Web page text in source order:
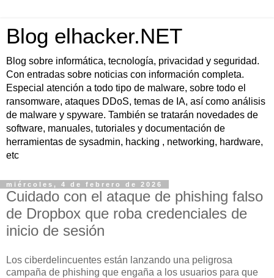
Blog elhacker.NET
Blog sobre informática, tecnología, privacidad y seguridad.
Con entradas sobre noticias con información completa.
Especial atención a todo tipo de malware, sobre todo el
ransomware, ataques DDoS, temas de IA, así como análisis
de malware y spyware. También se tratarán novedades de
software, manuales, tutoriales y documentación de
herramientas de sysadmin, hacking , networking, hardware,
etc
miércoles, 4 de febrero de 2026
Cuidado con el ataque de phishing falso
de Dropbox que roba credenciales de
inicio de sesión
Los ciberdelincuentes están lanzando una peligrosa
campaña de phishing que engaña a los usuarios para que